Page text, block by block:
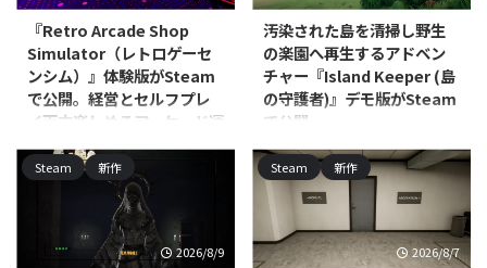
『Retro Arcade Shop
Simulator（レトロゲーセ
ンシム）』体験版がSteam
で公開。経営とセルフプレ
イ両方楽しめるアーケード運
営シム
Alt Tab Gameが開発し、Ultimate
Publishing／Ultimate Games S.A.
／PlayWay S.A.がパブリッシング
を手がけるPC（Steam）向けシ
ミュレーションゲーム『Retro
汚染された島を清掃し野生
の楽園へ再生するアドベン
チャー『Island Keeper (島
の守護者)』デモ版がSteam
で公開
Scalise Artworksが開発し、
Ultimate Games S.A.および
Ultimate Publishingがパブリッシ
ャーを務める
PC（Windows/Linux、Steam）
向けアドベンチャー・インディ
Steam 新作
2026/8/9
Steam 新作
2026/8/7